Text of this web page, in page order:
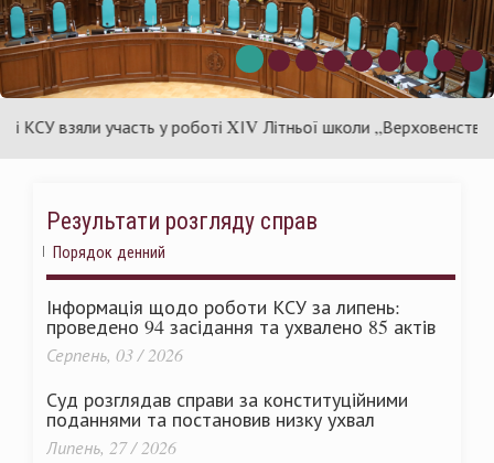
Конституційний
Суд
України
взяли участь у роботі XІV Літньої школи „Верховенство
Результати розгляду справ
Порядок денний
Інформація щодо роботи КСУ за липень:
проведено 94 засідання та ухвалено 85 актів
Серпень, 03 / 2026
Суд розглядав справи за конституційними
поданнями та постановив низку ухвал
Липень, 27 / 2026